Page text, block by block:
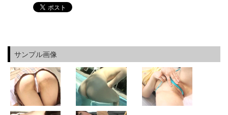
サンプル画像